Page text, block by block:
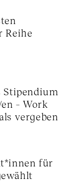
Reihe
Stipendium
– Work
vergeben
für